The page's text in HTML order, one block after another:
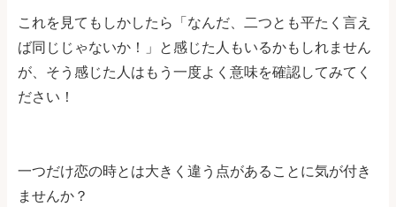
これを見てもしかしたら「なんだ、二つとも平たく言え
ば同じじゃないか！」と感じた人もいるかもしれません
が、そう感じた人はもう一度よく意味を確認してみてく
ださい！
一つだけ恋の時とは大きく違う点があることに気が付き
ませんか？